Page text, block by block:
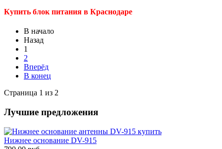
Купить блок питания в Краснодаре
В начало
Назад
1
2
Вперёд
В конец
Страница 1 из 2
Лучшие предложения
Нижнее основание DV-915